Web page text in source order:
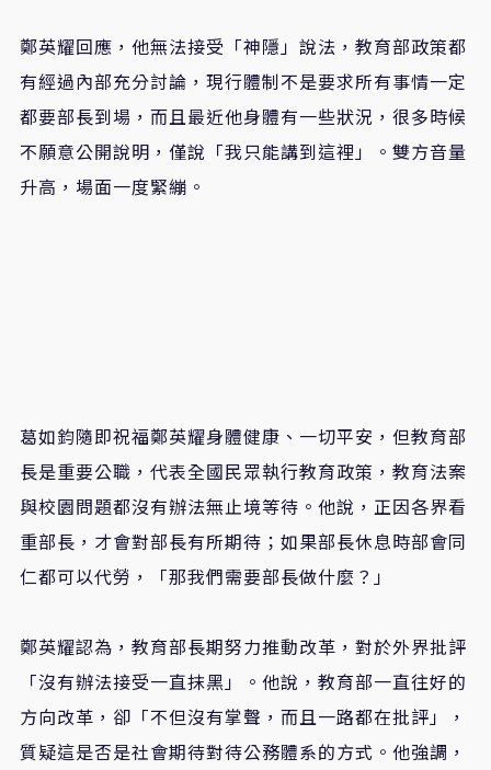
鄭英耀回應，他無法接受「神隱」說法，教育部政策都
有經過內部充分討論，現行體制不是要求所有事情一定
都要部長到場，而且最近他身體有一些狀況，很多時候
不願意公開說明，僅說「我只能講到這裡」。雙方音量
升高，場面一度緊繃。
葛如鈞隨即祝福鄭英耀身體健康、一切平安，但教育部
長是重要公職，代表全國民眾執行教育政策，教育法案
與校園問題都沒有辦法無止境等待。他說，正因各界看
重部長，才會對部長有所期待；如果部長休息時部會同
仁都可以代勞，「那我們需要部長做什麼？」
鄭英耀認為，教育部長期努力推動改革，對於外界批評
「沒有辦法接受一直抹黑」。他說，教育部一直往好的
方向改革，卻「不但沒有掌聲，而且一路都在批評」，
質疑這是否是社會期待對待公務體系的方式。他強調，